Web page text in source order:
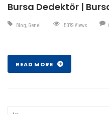
Bursa Dedektör |
Blog, Genel 5079 Views
READ MORE